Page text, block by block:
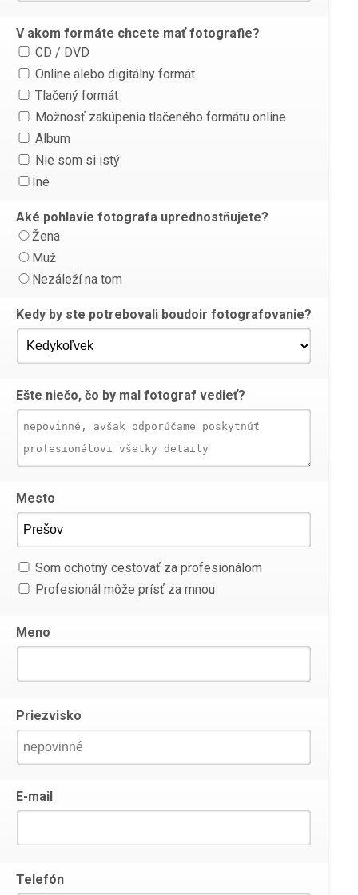
V akom formáte chcete mať fotografie?
CD / DVD
Online alebo digitálny formát
Tlačený formát
Možnosť zakúpenia tlačeného formátu online
Album
Nie som si istý
Iné
Aké pohlavie fotografa uprednostňujete?
Žena
Muž
Nezáleží na tom
Kedy by ste potrebovali boudoir fotografovanie?
Ešte niečo, čo by mal fotograf vedieť?
Mesto
Som ochotný cestovať za profesionálom
Profesionál môže prísť za mnou
Meno
Priezvisko
E-mail
Telefón